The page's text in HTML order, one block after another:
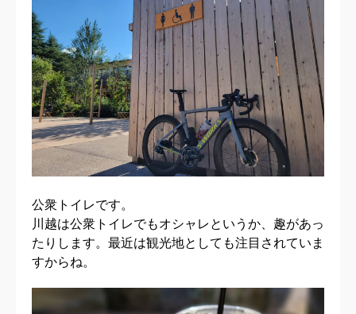
公衆トイレです。
川越は公衆トイレでもオシャレというか、趣があっ
たりします。最近は観光地としても注目されていま
すからね。